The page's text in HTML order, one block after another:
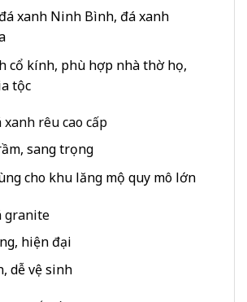
xanh Ninh Bình, đá xanh
cổ kính, phù hợp nhà thờ họ,
tộc
xanh rêu cao cấp
sang trọng
cho khu lăng mộ quy mô lớn
granite
hiện đại
dễ vệ sinh